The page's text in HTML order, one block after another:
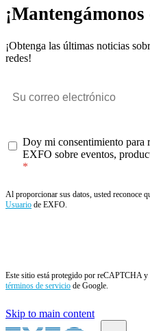
¡Obtenga las últimas noticias
redes!
Doy mi consentimiento para
EXFO sobre eventos,
Al proporcionar sus datos, usted reconoce
Usuario de EXFO.
Este sitio está protegido por reCAPTCHA y
términos de servicio de Google.
Skip to main content